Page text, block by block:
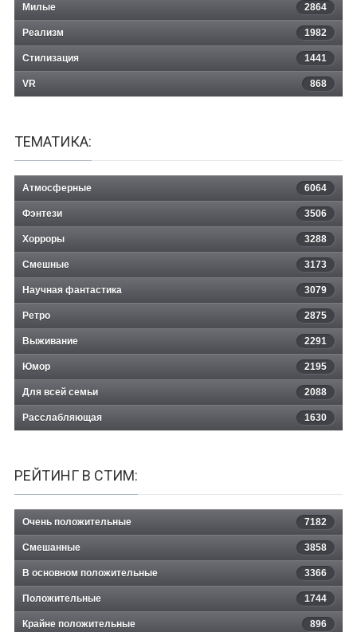
Милые 2864
Реализм 1982
Стилизация 1441
VR 868
ТЕМАТИКА:
Атмосферные 6064
Фэнтези 3506
Хорроры 3288
Смешные 3173
Научная фантастика 3079
Ретро 2875
Выживание 2291
Юмор 2195
Для всей семьи 2088
Расслабляющая 1630
РЕЙТИНГ В СТИМ:
Очень положительные 7182
Смешанные 3858
В основном положительные 3366
Положительные 1744
Крайне положительные 896